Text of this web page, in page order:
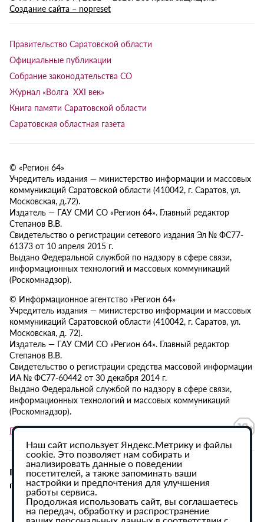
Создание сайта – nopreset
Правительство Саратовской области
Официальные публикации
Собрание законодательства СО
Журнал «Волга XXI век»
Книга памяти Саратовской области
Саратовская областная газета
© «Регион 64»
Учредитель издания — министерство информации и массовых
коммуникаций Саратовской области (410042, г. Саратов, ул.
Московская, д.72).
Издатель — ГАУ СМИ СО «Регион 64». Главный редактор
Степанов В.В.
Свидетельство о регистрации сетевого издания Эл № ФС77-
61373 от 10 апреля 2015 г.
Выдано Федеральной службой по надзору в сфере связи,
информационных технологий и массовых коммуникаций
(Роскомнадзор).
© Информационное агентство «Регион 64»
Учредитель издания — министерство информации и массовых
коммуникаций Саратовской области (410042, г. Саратов, ул.
Московская, д. 72).
Издатель — ГАУ СМИ СО «Регион 64». Главный редактор
Степанов В.В.
Свидетельство о регистрации средства массовой информации
ИА № ФС77-60442 от 30 декабря 2014 г.
Выдано Федеральной службой по надзору в сфере связи,
информационных технологий и массовых коммуникаций
(Роскомнадзор).
Политика в отношении обработки персональных данных
При использовании материалов сайта активная
гиперссылка на ИА «Регион 64» обязательна.
Наш сайт использует Яндекс.Метрику и файлы
cookie. Это позволяет нам собирать и
анализировать данные о поведении
посетителей, а также запоминать ваши
настройки и предпочтения для улучшения
работы сервиса.
Продолжая использовать сайт, вы соглашаетесь
на передач, обработку и распространение